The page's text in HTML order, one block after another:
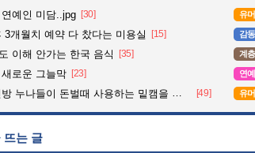
예인 미담..jpg [30] 유머
3개월치 예약 다 찼다는 미용실 [15] 감동
이해 안가는 한국 음식 [35] 계층
로운 그늘막 [23] 연예
누나들이 돈벌때 사용하는 밑캠을 알아보자 [49] 유머
뜨는 글